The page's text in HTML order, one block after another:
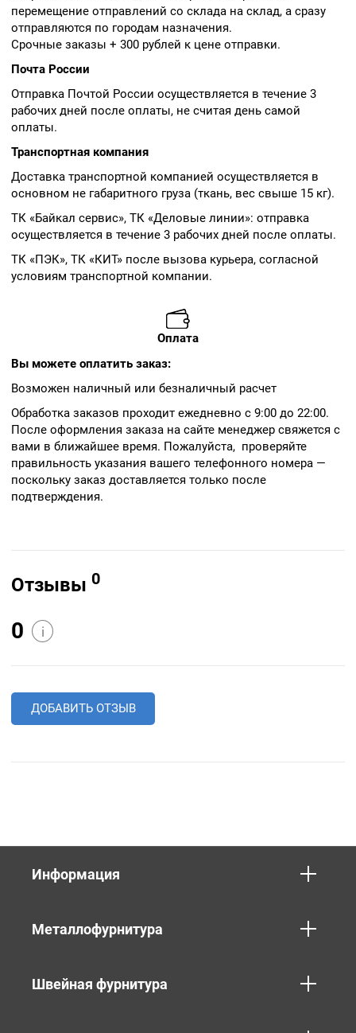
перемещение отправлений со склада на склад, а сразу
отправляются по городам назначения.
Срочные заказы + 300 рублей к цене отправки.
Почта России
Отправка Почтой России осуществляется в течение 3
рабочих дней после оплаты, не считая день самой
оплаты.
Транспортная компания
Доставка транспортной компанией осуществляется в
основном не габаритного груза (ткань, вес свыше 15 кг).
ТК «Байкал сервис», ТК «Деловые линии»: отправка
осуществляется в течение 3 рабочих дней после оплаты.
ТК «ПЭК», ТК «КИТ» после вызова курьера, согласной
условиям транспортной компании.
Оплата
Вы можете оплатить заказ:
Возможен наличный или безналичный расчет
Обработка заказов проходит ежедневно с 9:00 до 22:00.
После оформления заказа на сайте менеджер свяжется с
вами в ближайшее время. Пожалуйста, проверяйте
правильность указания вашего телефонного номера —
поскольку заказ доставляется только после
подтверждения.
Отзывы 0
0 i
ДОБАВИТЬ ОТЗЫВ
Информация
Металлофурнитура
Швейная фурнитура